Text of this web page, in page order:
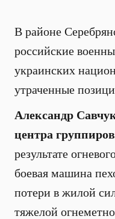
В районе
российские
украинских
утраченные
Александр
центра
результате
боевая машина
потери в жилой
тяжелой